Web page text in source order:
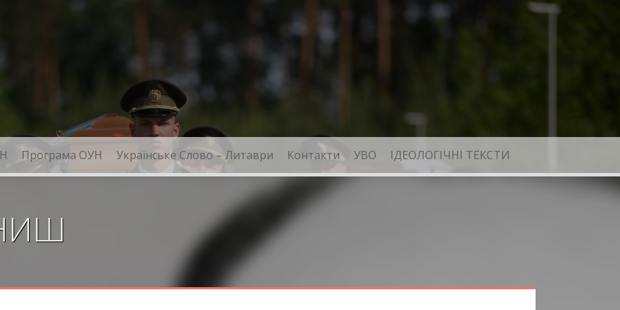
Програма ОУН Українське Слово – Литаври Контакти УВО ІДЕОЛОГІЧНІ ТЕКСТИ